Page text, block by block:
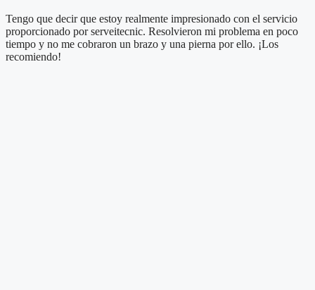
Tengo que decir que estoy realmente impresionado con el servicio
proporcionado por serveitecnic. Resolvieron mi problema en poco
tiempo y no me cobraron un brazo y una pierna por ello. ¡Los
recomiendo!